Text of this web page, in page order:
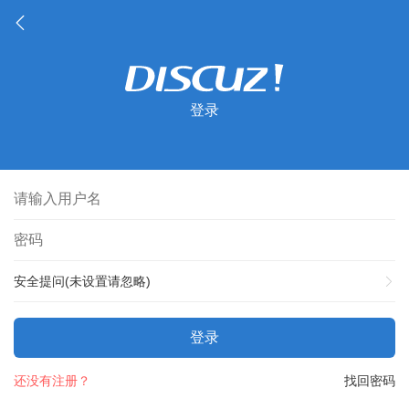
登录
安全提问(未设置请忽略)
登录
找回密码
还没有注册？